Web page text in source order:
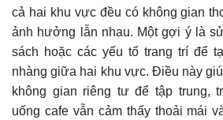
cả hai khu vực đều có không gian
ảnh hưởng lẫn nhau. Một gợi ý là
sách hoặc các yếu tố trang trí để
nhàng giữa hai khu vực. Điều này
không gian riêng tư để tập trung,
uống cafe vẫn cảm thấy thoải mái